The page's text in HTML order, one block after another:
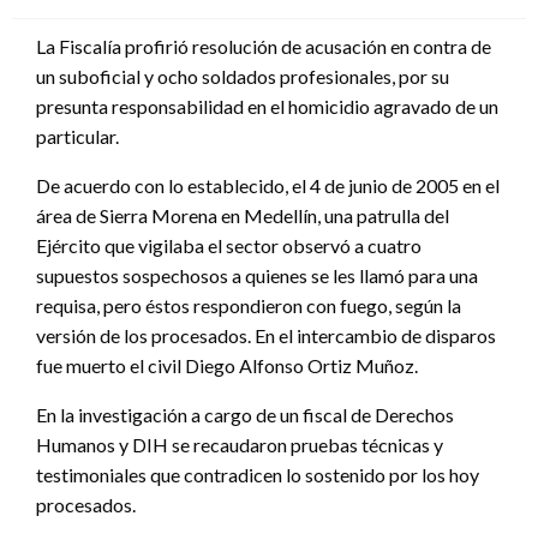
La Fiscalía profirió resolución de acusación en contra de
un suboficial y ocho soldados profesionales, por su
presunta responsabilidad en el homicidio agravado de un
particular.
De acuerdo con lo establecido, el 4 de junio de 2005 en el
área de Sierra Morena en Medellín, una patrulla del
Ejército que vigilaba el sector observó a cuatro
supuestos sospechosos a quienes se les llamó para una
requisa, pero éstos respondieron con fuego, según la
versión de los procesados. En el intercambio de disparos
fue muerto el civil Diego Alfonso Ortiz Muñoz.
En la investigación a cargo de un fiscal de Derechos
Humanos y DIH se recaudaron pruebas técnicas y
testimoniales que contradicen lo sostenido por los hoy
procesados.